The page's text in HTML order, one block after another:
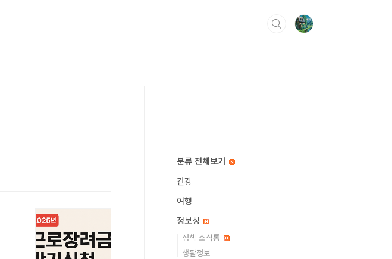
분류 전체보기
건강
여행
정보성
정책 소식통
생활정보